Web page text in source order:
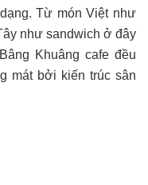
Từ món Việt như
như sandwich ở đây
Khuâng cafe đều
mát bởi kiến trúc sân